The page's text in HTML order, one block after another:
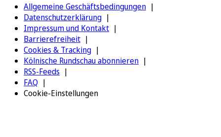
Allgemeine Geschäftsbedingungen
Datenschutzerklärung
Impressum und Kontakt
Barrierefreiheit
Cookies & Tracking
Kölnische Rundschau abonnieren
RSS-Feeds
FAQ
Cookie-Einstellungen